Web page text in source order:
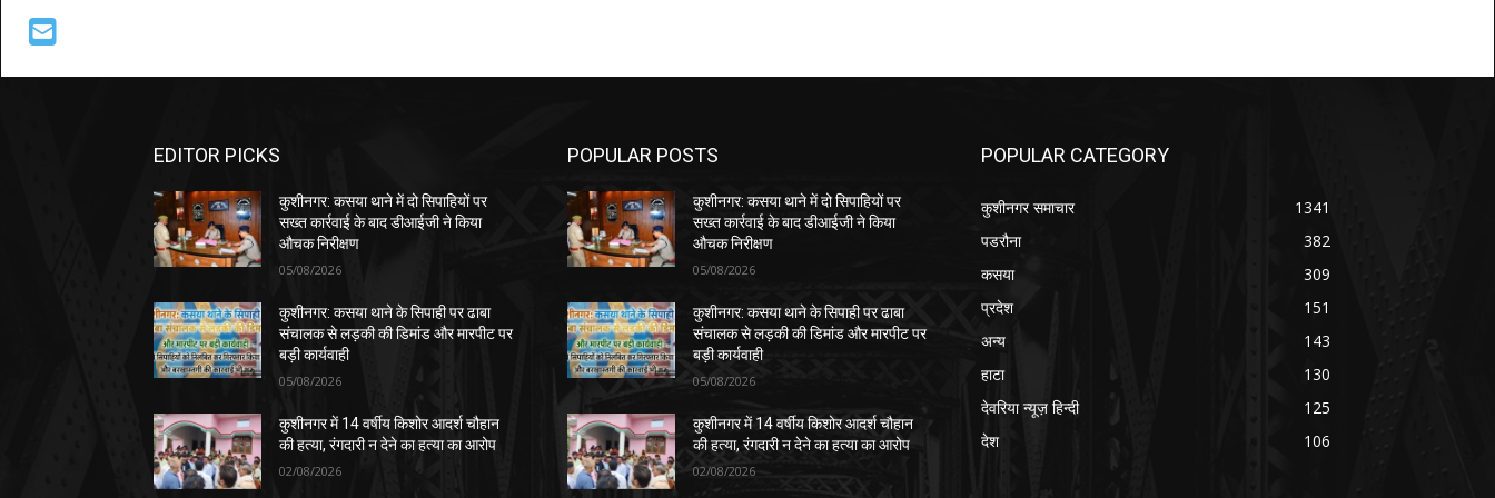
EDITOR PICKS
कुशीनगर: कसया थाने में दो सिपाहियों पर
सख्त कार्रवाई के बाद डीआईजी ने किया
औचक निरीक्षण
05/08/2026
कुशीनगर: कसया थाने के सिपाही पर ढाबा
संचालक से लड़की की डिमांड और मारपीट पर
बड़ी कार्यवाही
05/08/2026
कुशीनगर में 14 वर्षीय किशोर आदर्श चौहान
की हत्या, रंगदारी न देने का हत्या का आरोप
02/08/2026
POPULAR POSTS
कुशीनगर: कसया थाने में दो सिपाहियों पर
सख्त कार्रवाई के बाद डीआईजी ने किया
औचक निरीक्षण
05/08/2026
कुशीनगर: कसया थाने के सिपाही पर ढाबा
संचालक से लड़की की डिमांड और मारपीट पर
बड़ी कार्यवाही
05/08/2026
कुशीनगर में 14 वर्षीय किशोर आदर्श चौहान
की हत्या, रंगदारी न देने का हत्या का आरोप
02/08/2026
POPULAR CATEGORY
कुशीनगर समाचार
1341
पडरौना
382
कसया
309
प्रदेश
151
अन्य
143
हाटा
130
देवरिया न्यूज़ हिन्दी
125
देश
106